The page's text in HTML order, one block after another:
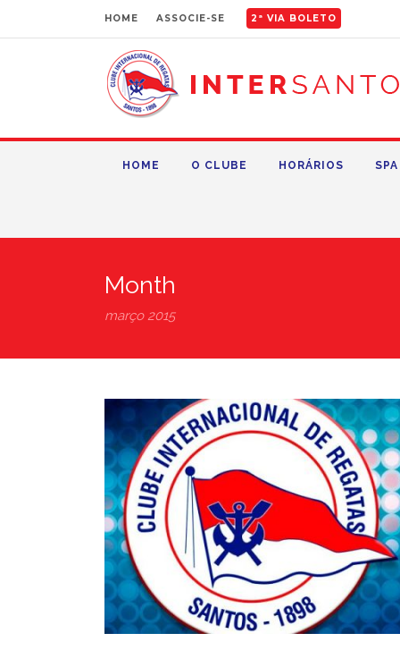
HOME ASSOCIE-SE 2ª VIA BOLETO
HOME O CLUBE HORÁRIOS SPA
Month
março 2015